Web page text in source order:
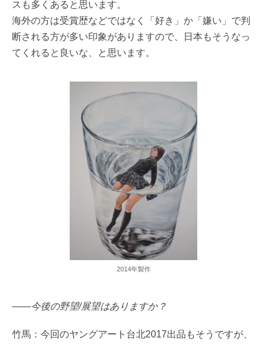
スも多くあると思います。
海外の方は受賞歴などではなく「好き」か「嫌い」で判
断される方が多い印象がありますので、日本もそうなっ
てくれると良いな、と思います。
2014年製作
――今後の野望/展望はありますか？
竹馬：今回のヤングアート台北2017出品もそうですが、